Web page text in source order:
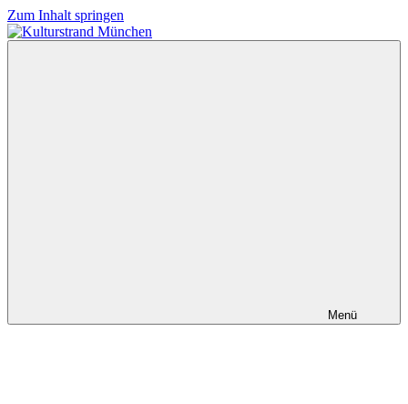
Zum Inhalt springen
Menü